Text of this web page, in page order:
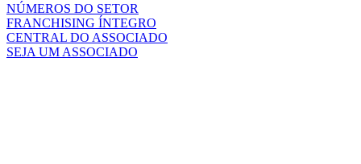
NÚMEROS DO SETOR
FRANCHISING ÍNTEGRO
CENTRAL DO ASSOCIADO
SEJA UM ASSOCIADO